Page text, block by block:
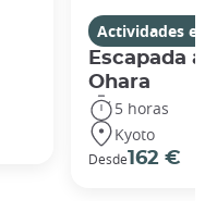
Actividades
Escapada
Ohara
5 horas
Kyoto
Desde162 €